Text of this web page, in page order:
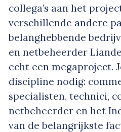
collega’s aan het
verschillende andere
belanghebbende
en netbeheerder
echt een megaproject.
discipline nodig:
specialisten, technici,
netbeheerder en het
van de belangrijkste